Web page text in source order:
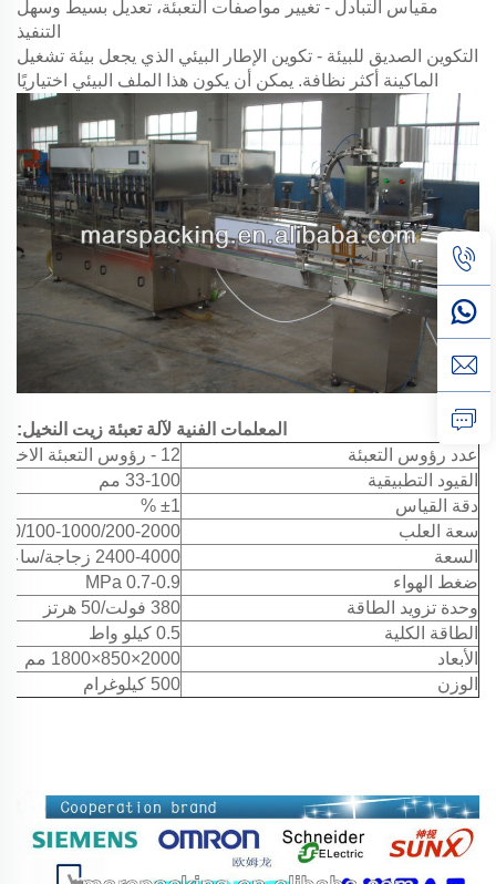
مقياس التبادل - تغيير مواصفات التعبئة، تعديل بسيط وسهل
التنفيذ
التكوين الصديق للبيئة - تكوين الإطار البيئي الذي يجعل بيئة تشغيل
الماكينة أكثر نظافة. يمكن أن يكون هذا الملف البيئي اختياريًا
المعلمات الفنية لآلة تعبئة زيت النخيل:
عدد رؤوس التعبئة
12 - رؤوس التعبئة الاختيارية 4، 6، 8، 10، 12
القيود التطبيقية
33-100 مم
دقة القياس
±1 %
سعة العلب
50-500/100-1000/200-
السعة
2400-4000 زجاجة/ساعة
ضغط الهواء
0.7-0.9 MPa
وحدة تزويد الطاقة
380 فولت/50 هرتز
الطاقة الكلية
0.5 كيلو واط
الأبعاد
2000×850×1800 مم
الوزن
500 كيلوغرام